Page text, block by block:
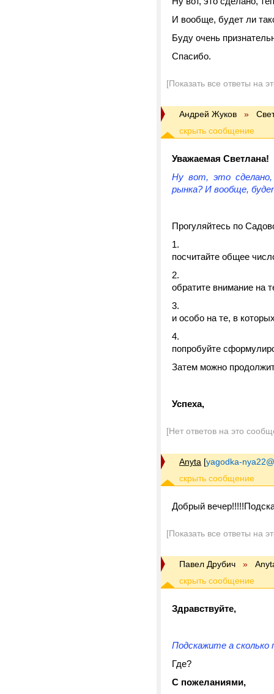
И вообще, будет ли
Буду очень
Спасибо.
[Показать все ответы на
Андрей Жуков »
Уважаемая Светлана!
Ну вот, это
рынка? И вообще,
Прогуляйтесь по
посчитайте общее
обратите внимание на
и особо на те, в
попробуйте
Затем можно
Успеха,
[Нет ответов на это
Anyta [yagodka-
Добрый
[Показать все ответы на
Павел Друбич »
Здравствуйте,
Подскажите а сколько
Где?
С пожеланиями,